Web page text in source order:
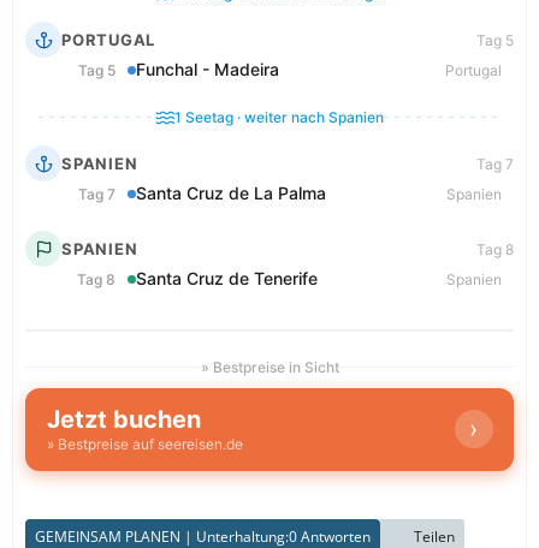
PORTUGAL
Tag 5
Tag 5
Funchal - Madeira Portugal
1 Seetag · weiter nach Spanien
SPANIEN
Tag 7
Tag 7
Santa Cruz de La Palma Spanien
SPANIEN
Tag 8
Tag 8
Santa Cruz de Tenerife Spanien
» Bestpreise in Sicht
Jetzt buchen
» Bestpreise auf seereisen.de ›
GEMEINSAM PLANEN | Unterhaltung:0 Antworten Teilen